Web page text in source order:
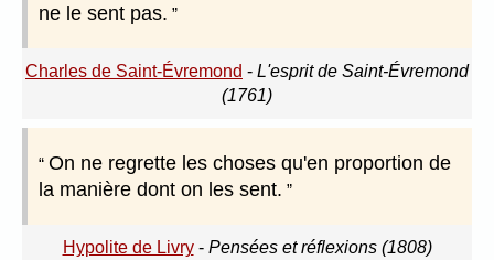
ne le sent pas.
Charles de Saint-Évremond - L'esprit de Saint-Évremond
(1761)
On ne regrette les choses qu'en proportion de
la manière dont on les sent.
Hypolite de Livry- Pensées et réflexions (1808)